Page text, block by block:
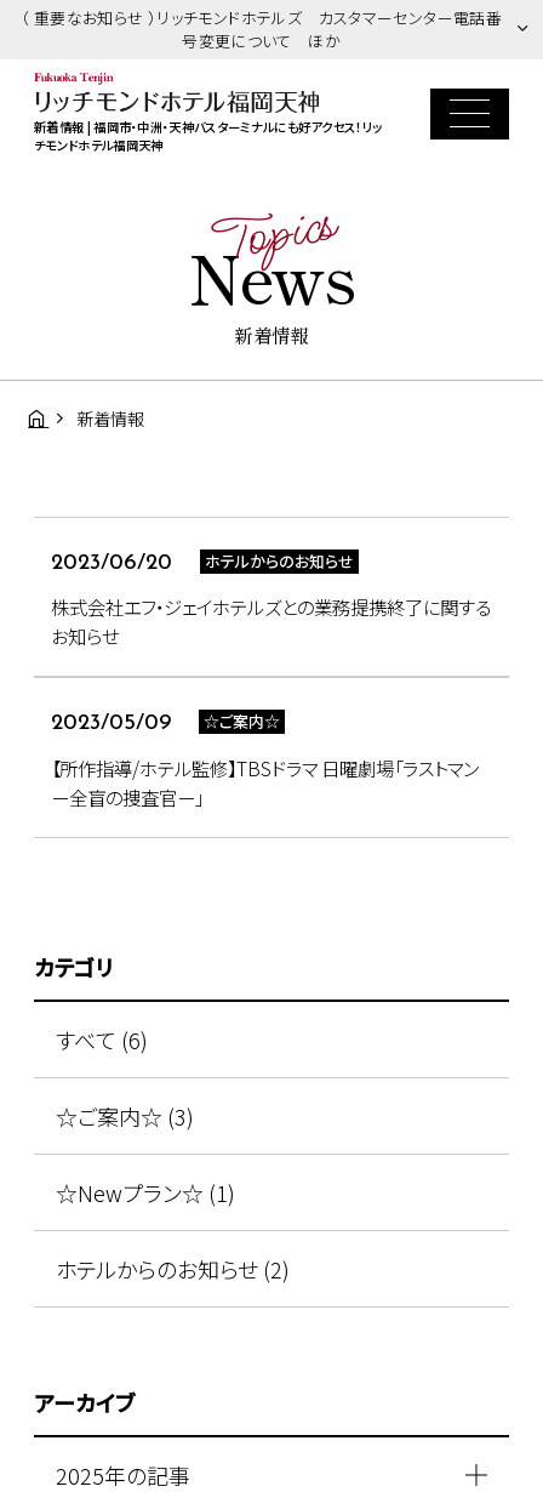
（ 重要なお知らせ ）リッチモンドホテルズ カスタマーセンター電話番
号変更について ほか
新着情報 | 福岡市・中洲・天神バスターミナルにも好アクセス！リッ
チモンドホテル福岡天神
News
Topics
新着情報
新着情報
2023/06/20 ホテルからのお知らせ
株式会社エフ・ジェイホテルズとの業務提携終了に関する
お知らせ
2023/05/09 ☆ご案内☆
【所作指導/ホテル監修】TBSドラマ 日曜劇場「ラストマン
ー全盲の捜査官ー」
カテゴリ
すべて (6)
☆ご案内☆ (3)
☆Newプラン☆ (1)
ホテルからのお知らせ (2)
アーカイブ
2025年の記事